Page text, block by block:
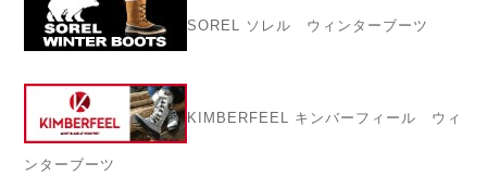
SOREL ソレル ウィンターブーツ
KIMBERFEEL キンバーフィール ウィ
ンターブーツ